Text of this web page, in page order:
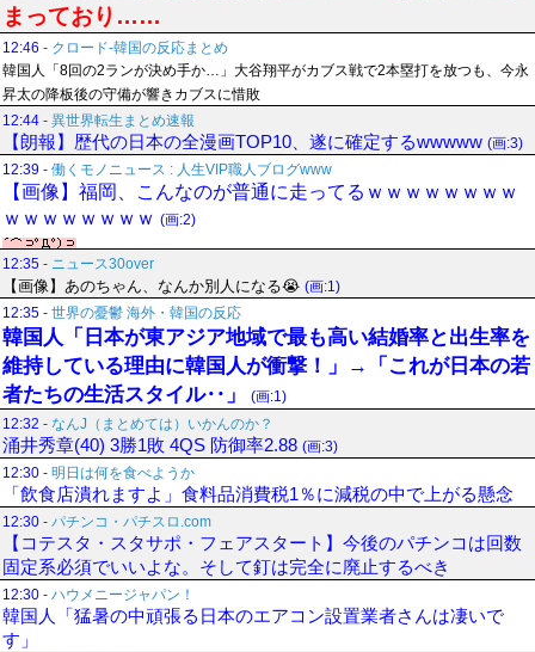
まっており……
12:46 - クロード-韓国の反応まとめ
韓国人「8回の2ランが決め手か…」大谷翔平がカブス戦で2本塁打を放つも、今永
昇太の降板後の守備が響きカブスに惜敗
12:44 - 異世界転生まとめ速報
【朗報】歴代の日本の全漫画TOP10、遂に確定するwwwww (画:3)
12:39 - 働くモノニュース : 人生VIP職人ブログwww
【画像】福岡、こんなのが普通に走ってるｗｗｗｗｗｗｗｗ
ｗｗｗｗｗｗｗｗ (画:2)
12:35 - ニュース30over
【画像】あのちゃん、なんか別人になる😭 (画:1)
12:35 - 世界の憂鬱 海外・韓国の反応
韓国人「日本が東アジア地域で最も高い結婚率と出生率を
維持している理由に韓国人が衝撃！」→「これが日本の若
者たちの生活スタイル‥」
(画:1)
12:32 - なんJ（まとめては）いかんのか？
涌井秀章(40) 3勝1敗 4QS 防御率2.88 (画:3)
12:30 - 明日は何を食べようか
「飲食店潰れますよ」食料品消費税1％に減税の中で上がる懸念
12:30 - パチンコ・パチスロ.com
【コテスタ・スタサポ・フェアスタート】今後のパチンコは回数
固定系必須でいいよな。そして釘は完全に廃止するべき
12:30 - ハウメニージャパン！
韓国人「猛暑の中頑張る日本のエアコン設置業者さんは凄いで
す」